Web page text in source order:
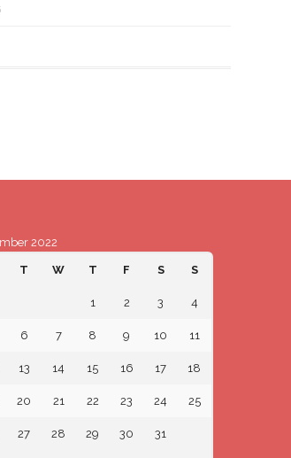
2022
T W T F S S
1 2 3 4
6 7 8 9 10 11
13 14 15 16 17 18
20 21 22 23 24 25
27 28 29 30 31